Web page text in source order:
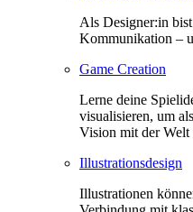
Als Designer:in
Kommunikation –
Game Creation
Lerne deine
visualisieren, um
Vision mit der Welt
Illustrationsdesign
Illustrationen